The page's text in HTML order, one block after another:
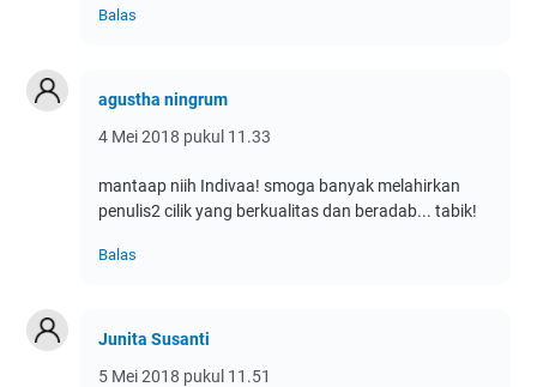
Balas
agustha ningrum
4 Mei 2018 pukul 11.33
mantaap niih Indivaa! smoga banyak melahirkan
penulis2 cilik yang berkualitas dan beradab... tabik!
Balas
Junita Susanti
5 Mei 2018 pukul 11.51